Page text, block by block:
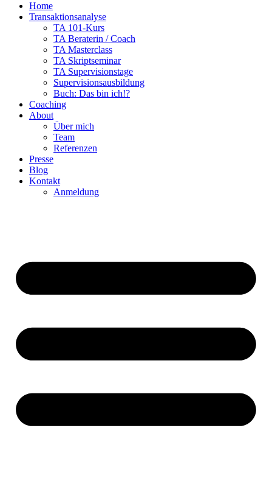
Home
Transaktionsanalyse
TA 101-Kurs
TA Beraterin / Coach
TA Masterclass
TA Skriptseminar
TA Supervisionstage
Supervisionsausbildung
Buch: Das bin ich!?
Coaching
About
Über mich
Team
Referenzen
Presse
Blog
Kontakt
Anmeldung